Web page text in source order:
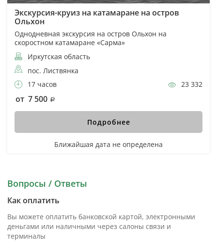
Экскурсия-круиз на катамаране на остров
Ольхон
Однодневная экскурсия на остров Ольхон на
скоростном катамаране «Сарма»
Иркутская область
пос. Листвянка
17 часов
23 332
от 7 500
Подробнее
Ближайшая дата не определена
Вопросы / Ответы
Как оплатить
Вы можете оплатить банковской картой, электронными
деньгами или наличными через салоны связи и
терминалы